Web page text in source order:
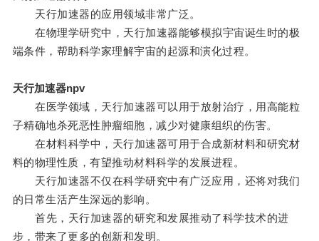
天行加速器的应用领域非常广泛。
在物理学研究中，天行加速器能够模拟宇宙诞生时的极
端条件，帮助科学家理解宇宙的起源和演化过程。
天行加速器npv
在医学领域，天行加速器可以用于放射治疗，用高能粒
子精确地杀死恶性肿瘤细胞，减少对健康组织的伤害。
在材料科学中，天行加速器可用于合成新材料和研究材
料的物理性质，有望推动材料科学的发展进程。
天行加速器不仅在科学研究中有广泛应用，还将对我们
的日常生活产生深远的影响。
首先，天行加速器的研究和发展推动了科学技术的进
步，带来了更多的创新和发明。